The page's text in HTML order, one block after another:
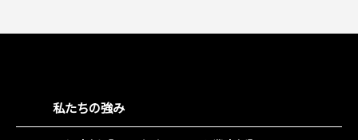
私たちの強み